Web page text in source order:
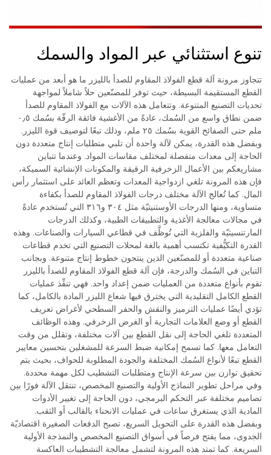
تنوع استثنائي عبر المواد والسمك
تتجاوز مرونة آلة قطع الفولاذ المقاوم للصدأ بالليزر ما هو أبعد من عمليات
القطع المستقيمة البسيطة، حيث توفر للمصنّعين حلاً شاملاً لمواجهة
تحديات التصنيع المتنوعة. وتتعامل هذه الآلات مع الفولاذ المقاوم للصدأ
ضمن نطاق واسع من السُمك، عادةً من الأغشية فائقة الرقّة بسُمك ٠٫٥
ملم حتى الصفائح القوية بسُمك ٢٥ ملم، وذلك تبعًا لتوصيف قوة الليزر.
وبفضل هذه القدرة، يمكن لآلة واحدة أن تلبي متطلبات إنتاج متعددة دون
الحاجة إلى معدات منفصلة لمختلف مقاسات المواد. وعندما تتباين
مشاريعكم بين الأعمال الزخرفية الرقيقة والمكونات الإنشائية السميكة،
فإن هذه المرونة تلغي ازدواجية المعدات وتعظم العائد على استثمار رأس
المال. كما تُعالج الآلة مختلف درجات الفولاذ المقاوم للصدأ بكفاءة
متساوية، ومنها الدرجات الأوستنيتيّة مثل ٣٠٤ و٣١٦ التي تُستخدم عادةً
في مجالات معالجة الأغذية والتطبيقات الطبية، وكذلك الدرجات
المارتنسيتيّة والفلزية التي تُوظَّف في قطاعي السيارات والصناعات. وهذه
القدرة التكيُّفية تكتسب أهمية بالغة لمحلات التصنيع التي تخدم قطاعات
صناعية متعددة أو للمصنّعين الذين ينتجون خطوط إنتاج متنوعة. وبجانب
التباين في السُمك والدرجة، فإن آلة قطع الفولاذ المقاوم للصدأ بالليزر
تقوم بأنواع متعددة من العمليات ضمن إعداد واحد. فهي تنفِّذ عمليات
القطع الكامل التقليدية التي يخترق فيها شعاع الليزر المادة بالكامل، كما
تؤدي أيضًا عمليات الترميز والنقش والحفر السطحي لأغراض تعريف
القطع أو وضع العلامات التجارية أو الغرض الزخرفي. وهذه الوظائف
المتعددة تلغي الحاجة إلى نقل القطع بين آلات مختلفة، وتقلل من وقت
التعامل معها. كما تسمح إمكانية ضبط السرعة للمشغلين بتحسين معايير
القطع تبعًا لأنواع السُمك المختلفة والجودة المطلوبة للحواف، بحيث يتم
تحقيق توازن بين سرعة الإنتاج ومتطلبات التشطيب لكل مهمة محددة.
وفي مراحل تطوير النماذج الأولية والتصنيع المخصص، تنتقل الآلة فورًا بين
تصاميم مختلفة عبر التحكم البرمجي، دون الحاجة إلى تغيير الأدوات
المادية الذي يستغرق ساعات في عمليات الانحناء بالقالب أو الثقب.
وبفضل هذه القدرة على التحويل السريع، تصبح الدفعات الصغيرة اقتصاديّة
الجدوى، مما يفتح فرصاً في أسواق التصنيع المخصص والنمذجة الأولية
السريعة. كما تمتد هذه المرونة لتشمل معالجة التشطيبات العاكسة